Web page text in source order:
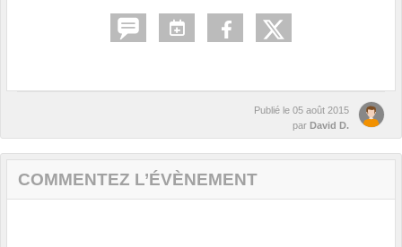
Publié le 05 août 2015
par David D.
COMMENTEZ L’ÉVÈNEMENT